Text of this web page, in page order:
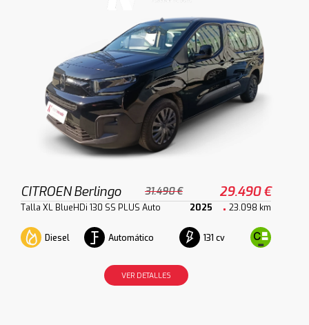
CITROEN Berlingo 31.490 € 29.490 €
Talla XL BlueHDi 130 SS PLUS Auto 2025 23.098 km
Diesel Automático 131 cv
VER DETALLES